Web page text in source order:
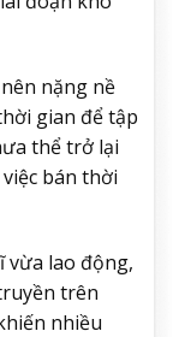
nặng nề
gian để tập
thể trở lại
bán thời
vừa lao động,
trên
nhiều